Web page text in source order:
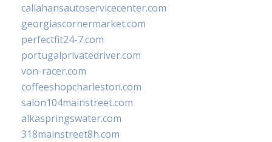
callahansautoservicecenter.com
georgiascornermarket.com
perfectfit24-7.com
portugalprivatedriver.com
von-racer.com
coffeeshopcharleston.com
salon104mainstreet.com
alkaspringswater.com
318mainstreet8h.com